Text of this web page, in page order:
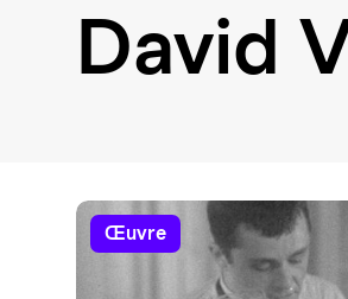
David
œuvre